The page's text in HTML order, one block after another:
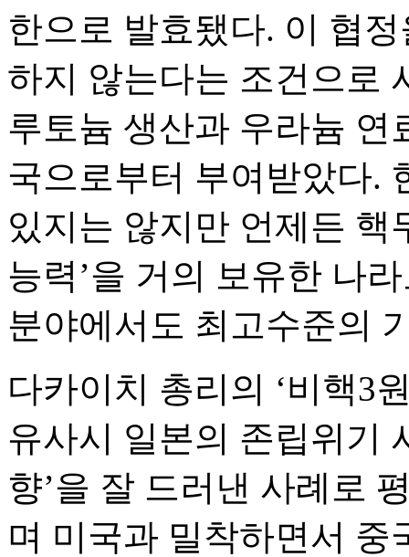
한으로 발효됐다. 이 협
하지 않는다는 조건으로
루토늄 생산과 우라늄 연
국으로부터 부여받았다.
있지는 않지만 언제든 핵
능력’을 거의 보유한 나
분야에서도 최고수준의
다카이치 총리의 ‘비핵3
유사시 일본의 존립위기
향’을 잘 드러낸 사례로
며 미국과 밀착하면서 중